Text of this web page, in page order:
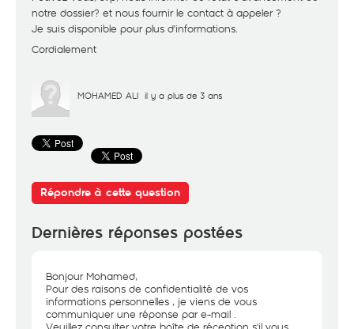
notre dossier? et nous fournir le contact à appeler ?
Je suis disponible pour plus d'informations.
Cordialement
MOHAMED ALI il y a plus de 3 ans
Répondre à cette question
Dernières réponses postées
Bonjour Mohamed,
Pour des raisons de confidentialité de vos
informations personnelles , je viens de vous
communiquer une réponse par e-mail .